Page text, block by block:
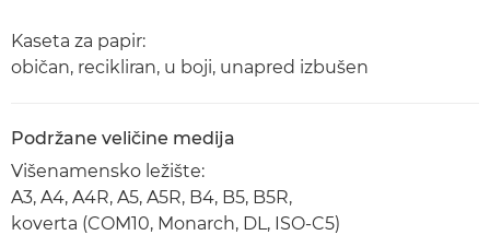
Kaseta za papir:
običan, recikliran, u boji, unapred izbušen
Podržane veličine medija
Višenamensko ležište:
A3, A4, A4R, A5, A5R, B4, B5, B5R,
koverta (COM10, Monarch, DL, ISO-C5)